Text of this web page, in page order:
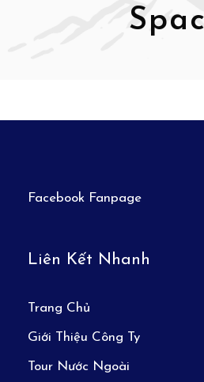
Facebook Fanpage
Liên Kết Nhanh
Trang Chủ
Giới Thiệu Công Ty
Tour Nước Ngoài